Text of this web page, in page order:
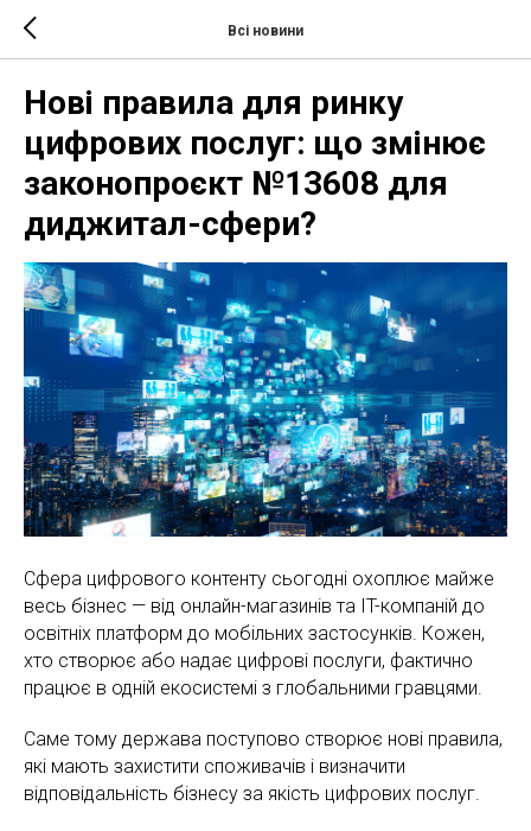
Всі новини
Нові правила для ринку
цифрових послуг: що змінює
законопроєкт №13608 для
диджитал-сфери?
Сфера цифрового контенту сьогодні охоплює майже
весь бізнес — від онлайн-магазинів та IT-компаній до
освітніх платформ до мобільних застосунків. Кожен,
хто створює або надає цифрові послуги, фактично
працює в одній екосистемі з глобальними гравцями.
Саме тому держава поступово створює нові правила,
які мають захистити споживачів і визначити
відповідальність бізнесу за якість цифрових послуг.